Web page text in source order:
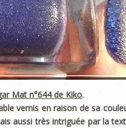
Mat n°644 de Kiko.
vernis en raison de sa
aussi très intriguée par la